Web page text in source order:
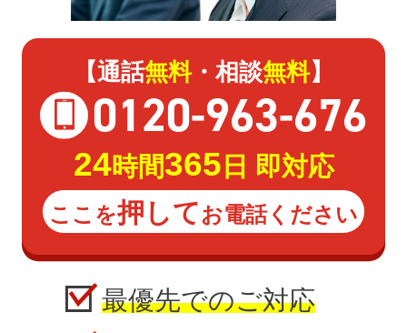
【通話無料・相談無料】
0120-963-676
24時間365 日 即対応
ここを押してお電話ください
最優先でのご対応